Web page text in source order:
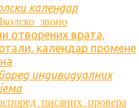
календар
звоно
отворених врата,
календар промене
индивидуалних
писаних провера